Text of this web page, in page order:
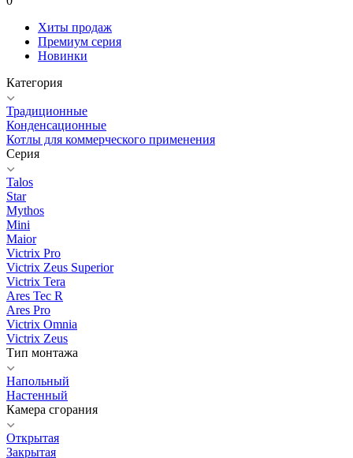
Хиты продаж
Премиум серия
Новинки
Категория
Традиционные
Конденсационные
Котлы для коммерческого применения
Серия
Talos
Star
Mythos
Mini
Maior
Victrix Pro
Victrix Zeus Superior
Victrix Tera
Ares Tec R
Ares Pro
Victrix Omnia
Victrix Zeus
Тип монтажа
Напольный
Настенный
Камера сгорания
Открытая
Закрытая